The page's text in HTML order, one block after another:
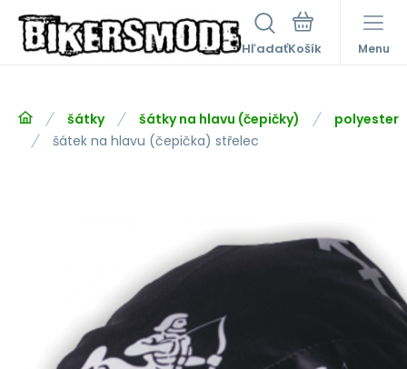
Hľadať Menu
šátky šátky na hlavu (čepičky)
polyester
šátek na hlavu (čepička) střelec